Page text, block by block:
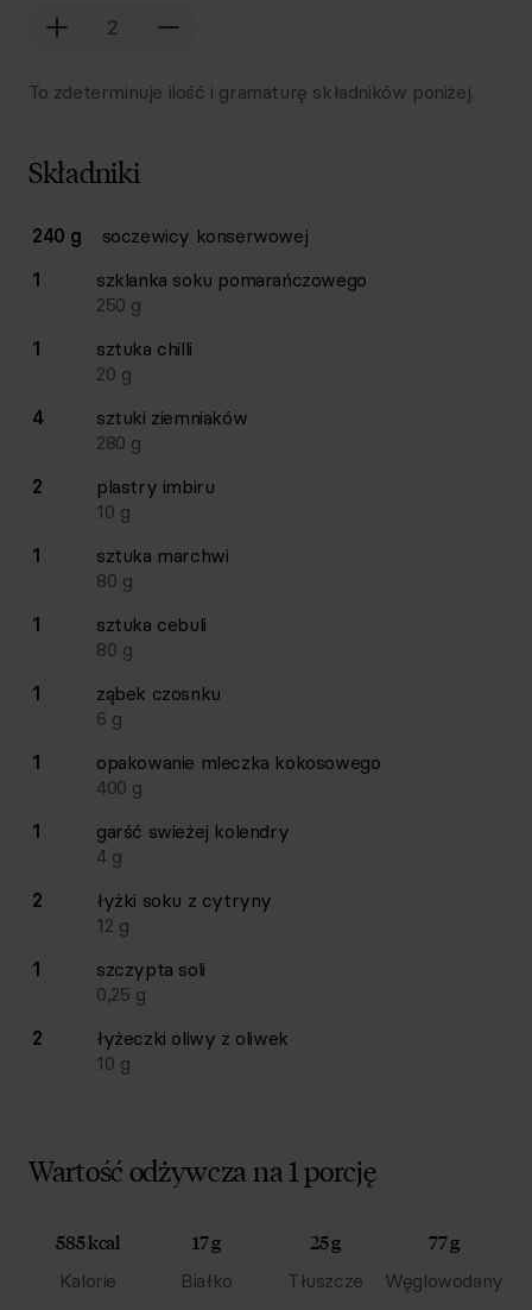
To zdeterminuje ilość i gramaturę składników poniżej.
Składniki
Lista składników przepisu z ilościami i wagami
Ilość Składnik
240 g
soczewicy konserwowej
1
szklanka soku pomarańczowego
250 g
1
sztuka chilli
20 g
4
sztuki ziemniaków
280 g
2
plastry imbiru
10 g
1
sztuka marchwi
80 g
1
sztuka cebuli
80 g
1
ząbek czosnku
6 g
1
opakowanie mleczka kokosowego
400 g
1
garść swieżej kolendry
4g
2
łyżki soku z cytryny
12 g
1
szczypta soli
0,25 g
2
łyżeczki oliwy z oliwek
10 g
Wartość odżywcza na 1 porcję
585 kcal
Kalorie
17 g
Białko
25 g
Tłuszcze
77 g
Węglowodany